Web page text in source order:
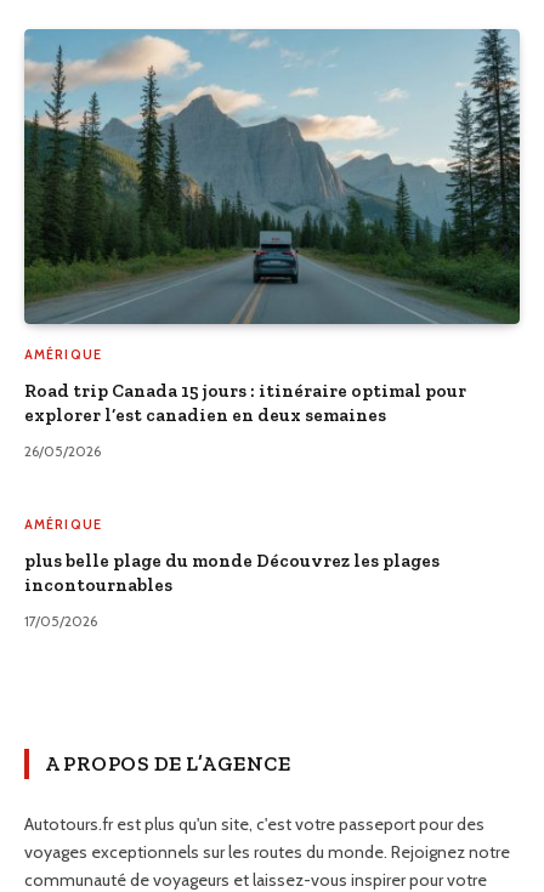
AMÉRIQUE
Road trip Canada 15 jours : itinéraire optimal pour
explorer l’est canadien en deux semaines
26/05/2026
AMÉRIQUE
plus belle plage du monde Découvrez les plages
incontournables
17/05/2026
A PROPOS DE L’AGENCE
Autotours.fr est plus qu'un site, c'est votre passeport pour des
voyages exceptionnels sur les routes du monde. Rejoignez notre
communauté de voyageurs et laissez-vous inspirer pour votre